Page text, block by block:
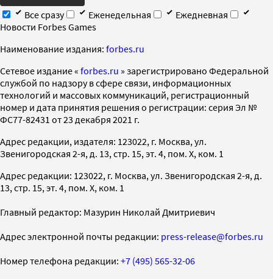
Все сразу
Еженедельная
Ежедневная
Новости Forbes Games
Наименование издания: forbes.ru
Cетевое издание « forbes.ru » зарегистрировано Федеральной
службой по надзору в сфере связи, информационных
технологий и массовых коммуникаций, регистрационный
номер и дата принятия решения о регистрации: серия Эл №
ФС77-82431 от 23 декабря 2021 г.
Адрес редакции, издателя: 123022, г. Москва, ул.
Звенигородская 2-я, д. 13, стр. 15, эт. 4, пом. X, ком. 1
Адрес редакции: 123022, г. Москва, ул. Звенигородская 2-я, д.
13, стр. 15, эт. 4, пом. X, ком. 1
Главный редактор: Мазурин Николай Дмитриевич
Адрес электронной почты редакции: press-release@forbes.ru
Номер телефона редакции: +7 (495) 565-32-06